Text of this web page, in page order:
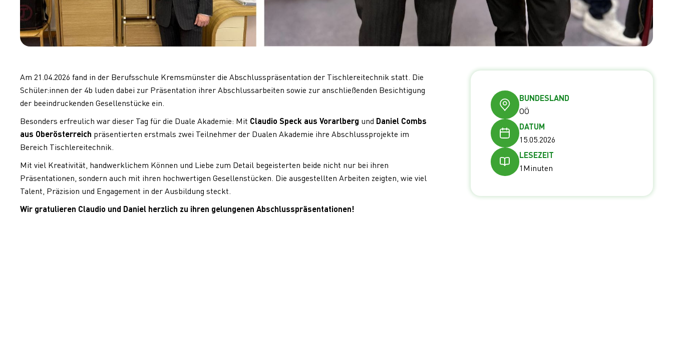
Am 21.04.2026 fand in der Berufsschule Kremsmünster die Abschlusspräsentation der Tischlereitechnik statt. Die
Schüler:innen der 4b luden dabei zur Präsentation ihrer Abschlussarbeiten sowie zur anschließenden Besichtigung
der beeindruckenden Gesellenstücke ein.
Besonders erfreulich war dieser Tag für die Duale Akademie: Mit Claudio Speck aus Vorarlberg und Daniel Combs
aus Oberösterreich präsentierten erstmals zwei Teilnehmer der Dualen Akademie ihre Abschlussprojekte im
Bereich Tischlereitechnik.
Mit viel Kreativität, handwerklichem Können und Liebe zum Detail begeisterten beide nicht nur bei ihren
Präsentationen, sondern auch mit ihren hochwertigen Gesellenstücken. Die ausgestellten Arbeiten zeigten, wie viel
Talent, Präzision und Engagement in der Ausbildung steckt.
Wir gratulieren Claudio und Daniel herzlich zu ihren gelungenen Abschlusspräsentationen!
BUNDESLAND
OÖ
DATUM
15.05.2026
LESEZEIT
1 Minuten